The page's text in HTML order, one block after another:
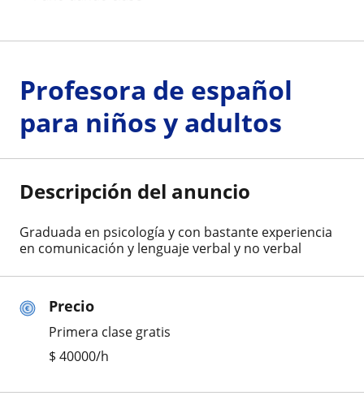
Precio
Primera clase gratis
$ 40000/h
Profesora de español
para niños y adultos
Descripción del anuncio
Graduada en psicología y con bastante experiencia
en comunicación y lenguaje verbal y no verbal